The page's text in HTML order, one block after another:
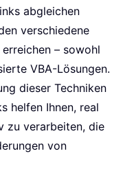
abgleichen
verschiedene
– sowohl
VBA-Lösungen.
dieser Techniken
helfen Ihnen, real
zu verarbeiten, die
von